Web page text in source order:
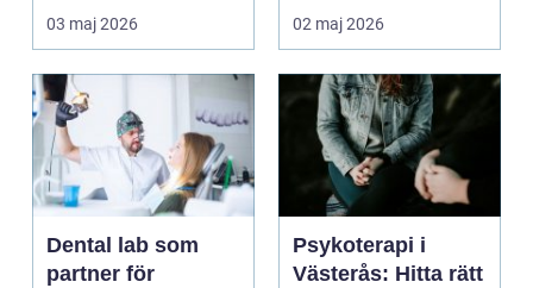
03 maj 2026
hinner återhämta si...
02 maj 2026
Dental lab som
partner för
Psykoterapi i
Västerås: Hitta rätt